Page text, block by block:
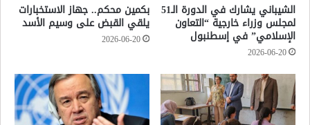
الشيباني يشارك في الدورة الـ51
لمجلس وزراء خارجية “التعاون
الإسلامي” في إسطنبول
2026-06-20
بكمين محكم.. جهاز الاستخبارات
يلقي القبض على وسيم الأسد
2026-06-20